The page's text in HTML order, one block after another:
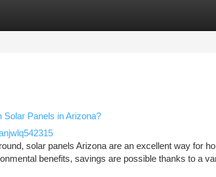
Panels in Arizona?
solar panels Arizona are an excellent way for
benefits, savings are possible thanks to a